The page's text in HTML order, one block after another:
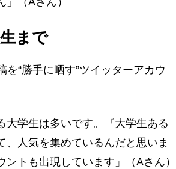
まで
“勝手に晒す”ツイッターアカウ
大学生は多いです。『大学生ある
人気を集めているんだと思いま
トも出現しています」（Aさん）